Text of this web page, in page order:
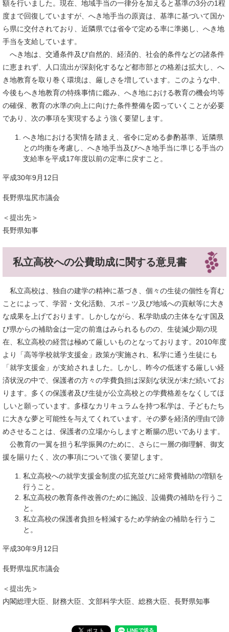
額を行いました。現在、地域手当の一律分を加えると基準の3分の1程
度まで回復していますが、へき地手当の原資は、基準に基づいて国か
ら県に交付されており、近隣県では省令で定める率に準拠し、へき地
手当を支給しています。
へき地は、交通条件及び自然的、経済的、社会的条件などの諸条件
に恵まれず、人口流出が深刻化するなど都市部との格差は拡大し、へ
き地教育を取り巻く環境は、厳しさを増しています。このような中、
今後もへき地教育の特殊事情に鑑み、へき地における教育の機会均等
の確保、教育の水準の向上に向けた条件整備を図っていくことが必要
であり、次の事項を実現するよう強く要望します。
へき地における実情を踏まえ、省令に定める参酌基準、近隣県
との均衡を考慮し、へき地手当及びへき地手当に準じる手当の
支給率を平成17年度以前の定率に戻すこと。
平成30年9月12日
長野県塩尻市議会
＜提出先＞
長野県知事
私立高校への公費助成に関する意見書
私立高校は、独自の建学の精神に基づき、個々の生徒の個性を育む
ことによって、学習・文化活動、スポ－ツ及び地域への貢献等に大き
な成果を上げております。しかしながら、私学助成の主体をなす国及
び県からの補助金は一定の前進はみられるものの、生徒減少期の現
在、私立高校の経営は極めて厳しいものとなっております。2010年度
より「高等学校就学支援金」政策が実施され、私学に通う生徒にも
「就学支援金」が支給されました。しかし、昨今の低迷する厳しい経
済状況の中で、保護者の方々の学費負担は深刻な状況が未だ続いてお
ります。多くの保護者及び生徒が公立高校との学費格差をなくしてほ
しいと願っています。多様なカリキュラムを持つ私学は、子どもたち
に大きな夢と可能性を与えてくれています。その夢を経済的理由で諦
めさせることは、保護者の立場からしますと断腸の思いであります。
公教育の一翼を担う私学振興のために、さらに一層の御理解、御支
援を賜りたく、次の事項について強く要望します。
私立高校への就学支援金制度の拡充並びに経常費補助の増額を
行うこと。
私立高校の教育条件改善のために施設、設備費の補助を行うこ
と。
私立高校の保護者負担を軽減するため学納金の補助を行うこ
と。
平成30年9月12日
長野県塩尻市議会
＜提出先＞
内閣総理大臣、財務大臣、文部科学大臣、総務大臣、長野県知事